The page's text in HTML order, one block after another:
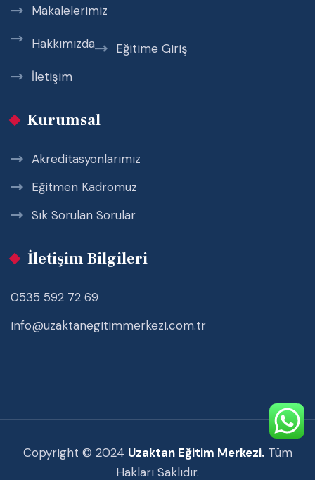
Makalelerimiz
Hakkımızda
Eğitime Giriş
İletişim
Kurumsal
Akreditasyonlarımız
Eğitmen Kadromuz
Sık Sorulan Sorular
İletişim Bilgileri
0535 592 72 69
info@uzaktanegitimmerkezi.com.tr
Copyright © 2024 Uzaktan Eğitim Merkezi.Tüm
Hakları Saklıdır.